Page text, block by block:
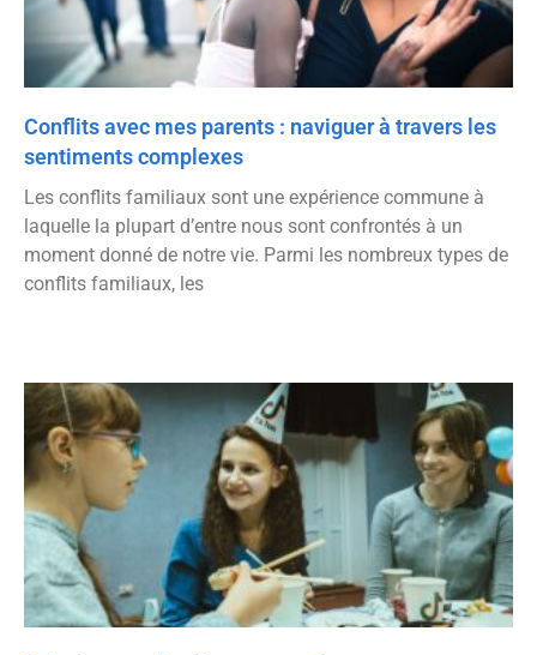
Conflits avec mes parents : naviguer à travers les
sentiments complexes
Les conflits familiaux sont une expérience commune à
laquelle la plupart d’entre nous sont confrontés à un
moment donné de notre vie. Parmi les nombreux types de
conflits familiaux, les